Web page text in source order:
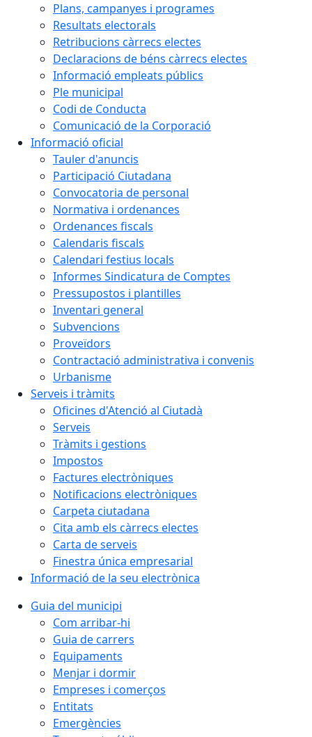
Plans, campanyes i programes
Resultats electorals
Retribucions càrrecs electes
Declaracions de béns càrrecs electes
Informació empleats públics
Ple municipal
Codi de Conducta
Comunicació de la Corporació
Informació oficial
Tauler d'anuncis
Participació Ciutadana
Convocatoria de personal
Normativa i ordenances
Ordenances fiscals
Calendaris fiscals
Calendari festius locals
Informes Sindicatura de Comptes
Pressupostos i plantilles
Inventari general
Subvencions
Proveïdors
Contractació administrativa i convenis
Urbanisme
Serveis i tràmits
Oficines d'Atenció al Ciutadà
Serveis
Tràmits i gestions
Impostos
Factures electròniques
Notificacions electròniques
Carpeta ciutadana
Cita amb els càrrecs electes
Carta de serveis
Finestra única empresarial
Informació de la seu electrònica
Guia del municipi
Com arribar-hi
Guia de carrers
Equipaments
Menjar i dormir
Empreses i comerços
Entitats
Emergències